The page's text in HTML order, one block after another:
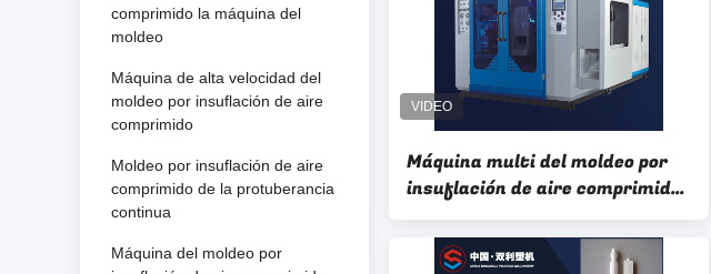
comprimido la máquina del
moldeo
Máquina de alta velocidad del
moldeo por insuflación de aire
comprimido
Moldeo por insuflación de aire
comprimido de la protuberancia
continua
Máquina del moldeo por
Máquina multi del moldeo por
insuflación de aire comprimido
de la capa de la botella 10l del
pegamento, botella del HDPE de
la serie de U que hace la